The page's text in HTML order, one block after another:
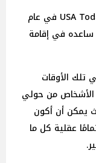
أكد المطرب العالمي ليام باين لصحيفة USA Today في عام
ساعده في إقامة
تلك الأوقات
من حولي
يمكن أن أكون
عقلية كل ما